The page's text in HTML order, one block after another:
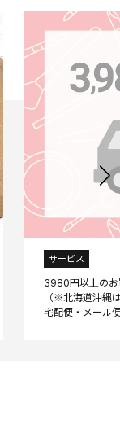
サービス
3980円以上のお
（※北海道沖縄